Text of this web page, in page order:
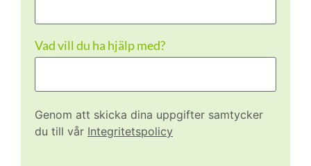
Vad vill du ha hjälp med?
Genom att skicka dina uppgifter samtycker
du till vår Integritetspolicy